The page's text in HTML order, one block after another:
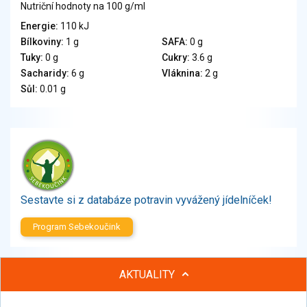
Veganské a vegetariánské výrobky
Tuky
Obiloviny, mouka, cereální výrobky
Chléb, pečivo, křehké chleby, pufované výrobky
Ořechy, semena
Zelenina
Brambory, luštěniny, houby
Sladkosti, slané výrobky
Ochucovadla, přísady, sladidla
Proteinové výrobky, doplňky stravy
Nutriční hodnoty na 100 g/ml
Energie: 110 kJ
Bílkoviny: 1 g SAFA: 0 g
Tuky: 0 g Cukry: 3.6 g
Sacharidy: 6 g Vláknina: 2 g
Sůl: 0.01 g
Sestavte si z databáze potravin vyvážený jídelníček!
Program Sebekoučink
AKTUALITY